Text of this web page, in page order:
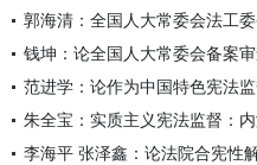
钱坤：论全国人大常委会备案
范进学：论作为中国特色宪法
朱全宝：实质主义宪法监督：
李海平 张泽鑫：论法院合宪性